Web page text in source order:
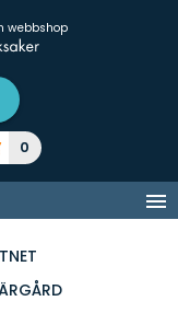
webbshop
0